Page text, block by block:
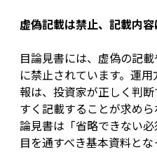
虚偽記載は禁止、記載内
目論見書には、虚偽の記
に禁止されています。運
報は、投資家が正しく判
すく記載することが求め
論見書は「省略できない
目を通すべき基本資料とな